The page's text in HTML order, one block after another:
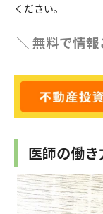
ください。
＼ 無料で情
医師の働